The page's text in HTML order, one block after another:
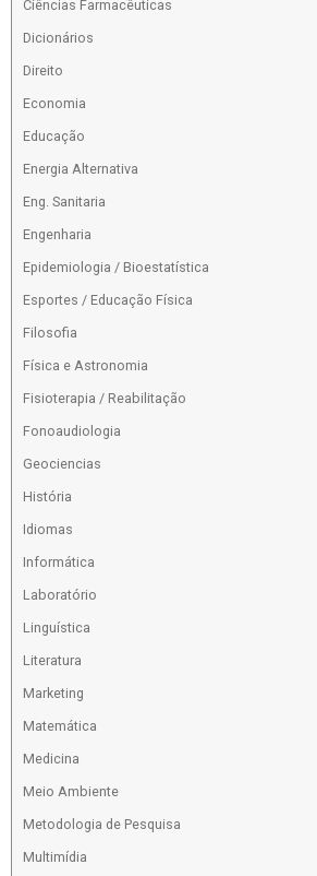
Ciências Farmacêuticas
Dicionários
Direito
Economia
Educação
Energia Alternativa
Eng. Sanitaria
Engenharia
Epidemiologia / Bioestatística
Esportes / Educação Física
Filosofia
Física e Astronomia
Fisioterapia / Reabilitação
Fonoaudiologia
Geociencias
História
Idiomas
Informática
Laboratório
Linguística
Literatura
Marketing
Matemática
Medicina
Meio Ambiente
Metodologia de Pesquisa
Multimídia